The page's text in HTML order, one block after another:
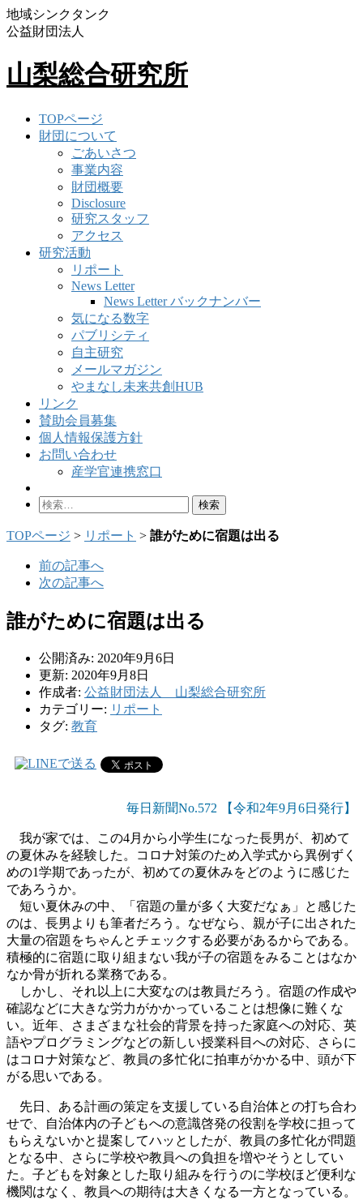
地域シンクタンク
公益財団法人
山梨総合研究所
TOPページ
財団について
ごあいさつ
事業内容
財団概要
Disclosure
研究スタッフ
アクセス
研究活動
リポート
News Letter
News Letter バックナンバー
気になる数字
パブリシティ
自主研究
メールマガジン
やまなし未来共創HUB
リンク
賛助会員募集
個人情報保護方針
お問い合わせ
産学官連携窓口
検
TOPページ > リポート > 誰がために宿題は出る
前の記事へ
次の記事へ
誰がために宿題は出る
公開済み: 2020年9月6日
更新: 2020年9月8日
作成者: 公益財団法人 山梨総合研究所
カテゴリー: リポート
タグ: 教育
毎日新聞No.572 【令和2年9月6日発行】
我が家では、この4月から小学生になった長男が、初めて
の夏休みを経験した。コロナ対策のため入学式から異例ずく
めの1学期であったが、初めての夏休みをどのように感じた
であろうか。
短い夏休みの中、「宿題の量が多く大変だなぁ」と感じた
のは、長男よりも筆者だろう。なぜなら、親が子に出された
大量の宿題をちゃんとチェックする必要があるからである。
積極的に宿題に取り組まない我が子の宿題をみることはなか
なか骨が折れる業務である。
しかし、それ以上に大変なのは教員だろう。宿題の作成や
確認などに大きな労力がかかっていることは想像に難くな
い。近年、さまざまな社会的背景を持った家庭への対応、英
語やプログラミングなどの新しい授業科目への対応、さらに
はコロナ対策など、教員の多忙化に拍車がかかる中、頭が下
がる思いである。
先日、ある計画の策定を支援している自治体との打ち合わ
せで、自治体内の子どもへの意識啓発の役割を学校に担って
もらえないかと提案してハッとしたが、教員の多忙化が問題
となる中、さらに学校や教員への負担を増やそうとしてい
た。子どもを対象とした取り組みを行うのに学校ほど便利な
機関はなく、教員への期待は大きくなる一方となっている。